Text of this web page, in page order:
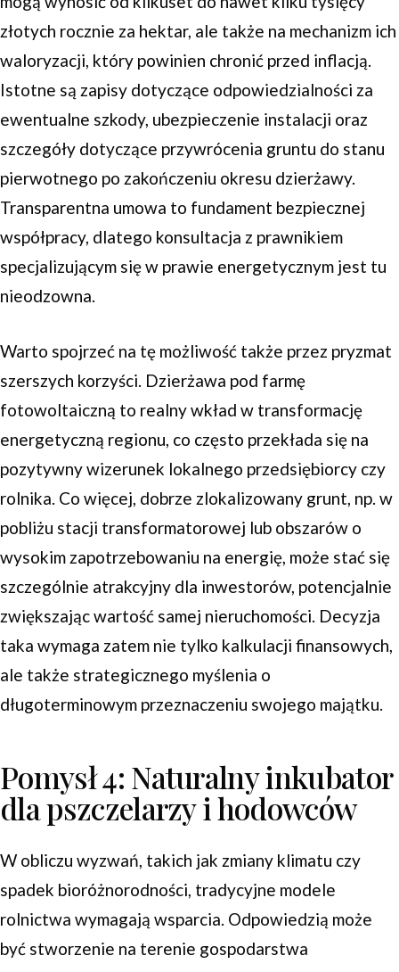
złotych rocznie za hektar, ale także na mechanizm ich
waloryzacji, który powinien chronić przed inflacją.
Istotne są zapisy dotyczące odpowiedzialności za
ewentualne szkody, ubezpieczenie instalacji oraz
szczegóły dotyczące przywrócenia gruntu do stanu
pierwotnego po zakończeniu okresu dzierżawy.
Transparentna umowa to fundament bezpiecznej
współpracy, dlatego konsultacja z prawnikiem
specjalizującym się w prawie energetycznym jest tu
nieodzowna.
Warto spojrzeć na tę możliwość także przez pryzmat
szerszych korzyści. Dzierżawa pod farmę
fotowoltaiczną to realny wkład w transformację
energetyczną regionu, co często przekłada się na
pozytywny wizerunek lokalnego przedsiębiorcy czy
rolnika. Co więcej, dobrze zlokalizowany grunt, np. w
pobliżu stacji transformatorowej lub obszarów o
wysokim zapotrzebowaniu na energię, może stać się
szczególnie atrakcyjny dla inwestorów, potencjalnie
zwiększając wartość samej nieruchomości. Decyzja
taka wymaga zatem nie tylko kalkulacji finansowych,
ale także strategicznego myślenia o
długoterminowym przeznaczeniu swojego majątku.
Pomysł 4: Naturalny inkubator
dla pszczelarzy i hodowców
W obliczu wyzwań, takich jak zmiany klimatu czy
spadek bioróżnorodności, tradycyjne modele
rolnictwa wymagają wsparcia. Odpowiedzią może
być stworzenie na terenie gospodarstwa